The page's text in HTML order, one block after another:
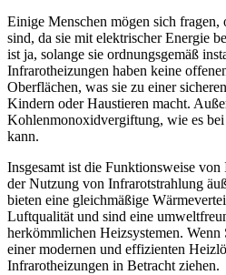
Einige Menschen mögen sich
sind, da sie mit elektrischer Energie
ist ja, solange sie ordnungsgemäß
Infrarotheizungen haben keine
Oberflächen, was sie zu einer
Kindern oder Haustieren macht.
Kohlenmonoxidvergiftung, wie es bei
kann.
Insgesamt ist die Funktionsweise
der Nutzung von Infrarotstrahlung
bieten eine gleichmäßige
Luftqualität und sind eine
herkömmlichen Heizsystemen. Wenn
einer modernen und effizienten
Infrarotheizungen in Betracht ziehen.